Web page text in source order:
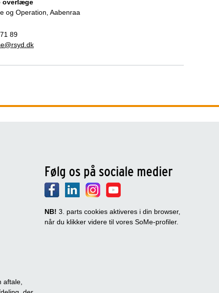
overlæge
og Operation, Aabenraa
89
aftale,
Følg os på sociale medier
NB! 3. parts cookies aktiveres i din browser,
når du klikker videre til vores SoMe-profiler.